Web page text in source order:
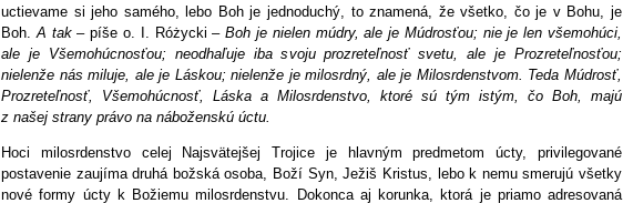
uctievame si jeho samého, lebo Boh je jednoduchý, to znamená, že všetko, čo je v Bohu, je
Boh.A tak– píše o. I. Różycki –Boh je nielen múdry, ale je Múdrosťou; nie je len všemohúci,
ale je Všemohúcnosťou; neodhaľuje iba svoju prozreteľnosť svetu, ale je Prozreteľnosťou;
nielenže nás miluje, ale je Láskou; nielenže je milosrdný, ale je Milosrdenstvom. Teda Múdrosť,
Prozreteľnosť, Všemohúcnosť, Láska a Milosrdenstvo, ktoré sú tým istým, čo Boh, majú
z našej strany právo na náboženskú úctu.
Hoci milosrdenstvo celej Najsvätejšej Trojice je hlavným predmetom úcty, privilegované
postavenie zaujíma druhá božská osoba, Boží Syn, Ježiš Kristus, lebo k nemu smerujú všetky
nové formy úcty k Božiemu milosrdenstvu. Dokonca aj korunka, ktorá je priamo adresovaná